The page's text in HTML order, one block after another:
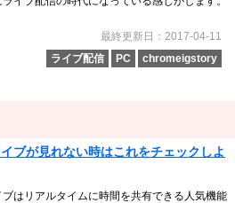
最終更新日：2017-04-11
ライブ配信
PC chromeigstory
ブが見れない時はこれをチェックしよ
ブはリアルタイムに時間を共有できる人気機能